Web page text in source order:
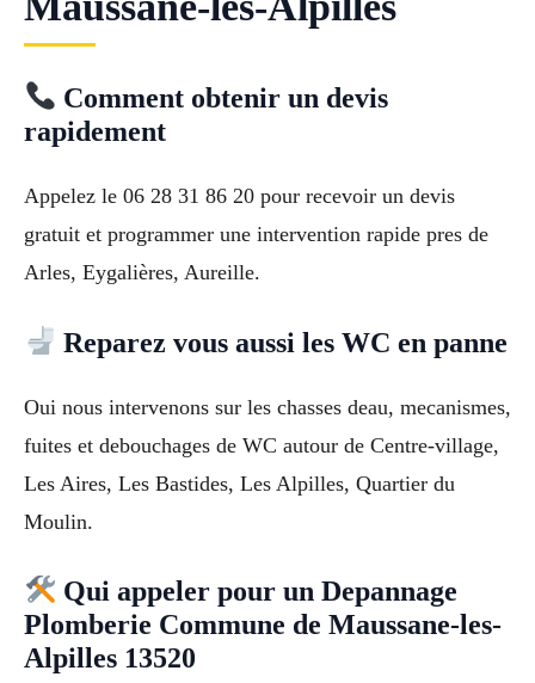
Comment obtenir un devis
rapidement
Appelez le 06 28 31 86 20 pour recevoir un devis
gratuit et programmer une intervention rapide pres de
Arles, Eygalières, Aureille.
Reparez vous aussi les WC en panne
Oui nous intervenons sur les chasses deau, mecanismes,
fuites et debouchages de WC autour de Centre-village,
Les Aires, Les Bastides, Les Alpilles, Quartier du
Moulin.
Qui appeler pour un Depannage
Plomberie Commune de Maussane-les-
Alpilles 13520